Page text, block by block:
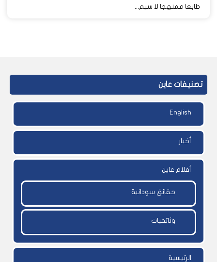
طابعا ممنهجا لا سيم...
تصنيفات عاين
English
أخبار
أفلام عاين
حقائق سودانية
وثائقيات
الرئيسية